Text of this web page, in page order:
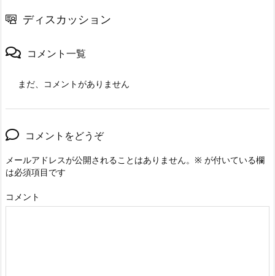
ディスカッション
コメント一覧
まだ、コメントがありません
コメントをどうぞ
メールアドレスが公開されることはありません。 ※ が付いている欄
は必須項目です
コメント